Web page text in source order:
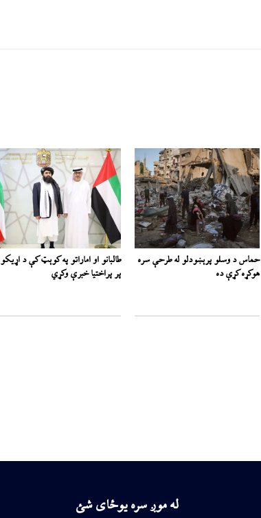
حماس د وسلو پرېښودلو له طرحې سره
هوکړه کړې ده
طالبانو او اماراتو په کوېټ کې د اړیکو
پر پراختیا خبرې وکړي
له موږ سره یوځای شئ